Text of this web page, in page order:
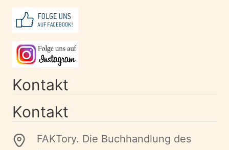
Kontakt
Kontakt
FAKTory. Die Buchhandlung des